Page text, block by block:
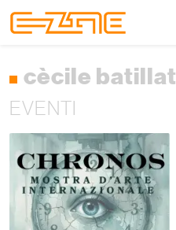
cècile batillat
EVENTI